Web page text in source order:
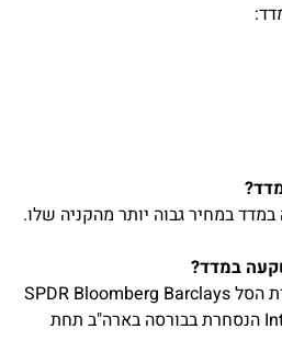
במחיר גבוה יותר מהקניה שלו.
במדד?
הניתוח שלנו יתבצע על תעודת הסל SPDR Bloomberg Barclays
International Treasury Bond הנסחרת בבורסה בארה"ב תחת